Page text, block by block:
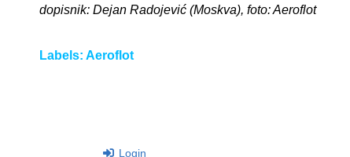
dopisnik: Dejan Radojević (Moskva), foto: Aeroflot
Labels: Aeroflot
Login